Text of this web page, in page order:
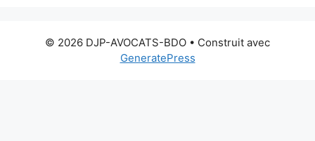
© 2026 DJP-AVOCATS-BDO • Construit avec
GeneratePress